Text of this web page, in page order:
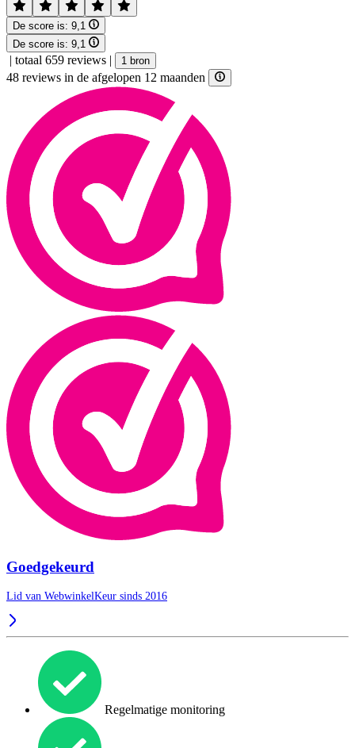
De score is: 9,1
De score is: 9,1
| totaal 659 reviews | 1 bron
48 reviews in de afgelopen 12 maanden
Goedgekeurd
Lid van WebwinkelKeur sinds 2016
Regelmatige monitoring